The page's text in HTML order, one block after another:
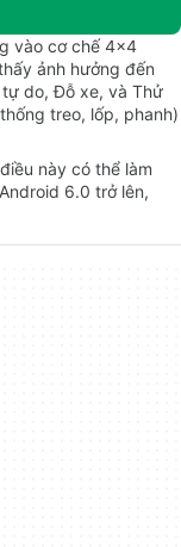
vào cơ chế 4x4
ảnh hưởng đến
do, Đỗ xe, và Thử
treo, lốp, phanh)
này có thể làm
6.0 trở lên,